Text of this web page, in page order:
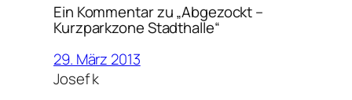
Ein Kommentar zu „Abgezockt –
Kurzparkzone Stadthalle“
29. März 2013
Josef k